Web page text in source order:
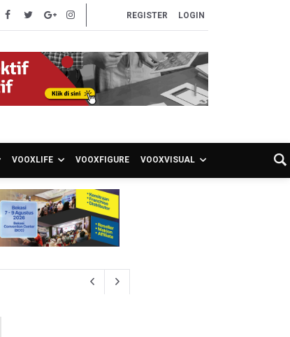
REGISTER LOGIN
VOOXLIFE VOOXFIGURE VOOXVISUAL